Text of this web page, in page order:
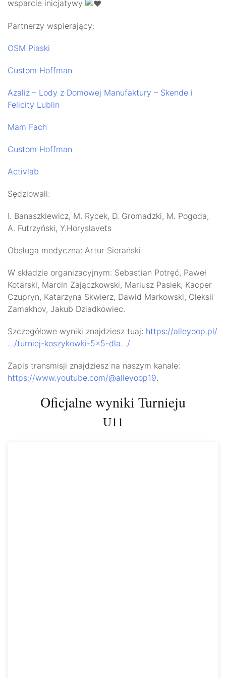
wsparcie inicjatywy
Partnerzy wspierający:
OSM Piaski
Custom Hoffman
Azaliż – Lody z Domowej Manufaktury – Skende i
Felicity Lublin
Mam Fach
Custom Hoffman
Activlab
Sędziowali:
I. Banaszkiewicz, M. Rycek, D. Gromadzki, M. Pogoda,
A. Futrzyński, Y.Horyslavets
Obsługa medyczna: Artur Sierański
W składzie organizacyjnym: Sebastian Potręć, Paweł
Kotarski, Marcin Zajączkowski, Mariusz Pasiek, Kacper
Czupryn, Katarzyna Skwierz, Dawid Markowski, Oleksii
Zamakhov, Jakub Dziadkowiec.
Szczegółowe wyniki znajdziesz tuaj: https://alleyoop.pl/
…/turniej-koszykowki-5×5-dla…/
Zapis transmisji znajdziesz na naszym kanale:
https://www.youtube.com/@alleyoop19.
Oficjalne wyniki Turnieju
U11